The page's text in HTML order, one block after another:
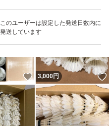
このユーザーは設定した発送日数内に
発送しています
いいね！
3,000円